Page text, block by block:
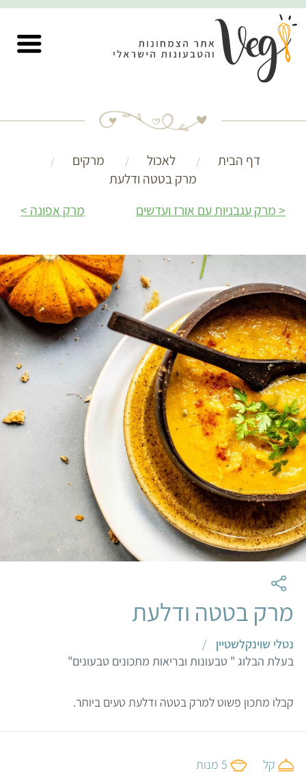
דף הבית לאכול
מרקים
מרק בטטה ודלעת
מרק עגבניות עם אורז ועדשים
מרק אפונה
מרק בטטה ודלעת
נטלי שוינקלשטיין
/
בעלת הבלוג " טבעונות ובריאות מתכונים טבעונים"
קבלו מתכון פשוט למרק בטטה ודלעת טעים ביותר.
קל 5 מנות